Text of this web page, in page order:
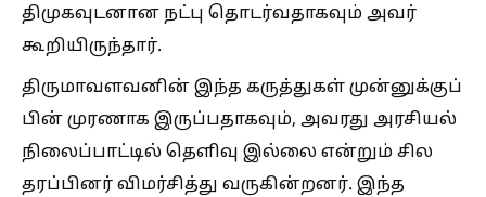
திமுகவுடனான நட்பு தொடர்வதாகவும் அவர்
கூறியிருந்தார்.
திருமாவளவனின் இந்த கருத்துகள் முன்னுக்குப்
பின் முரணாக இருப்பதாகவும், அவரது அரசியல்
நிலைப்பாட்டில் தெளிவு இல்லை என்றும் சில
தரப்பினர் விமர்சித்து வருகின்றனர். இந்த